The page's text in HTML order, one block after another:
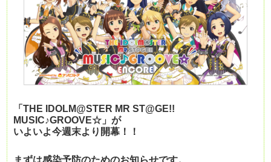
「 THE IDOLM@STER MR ST@GE!!
MUSIC♪GROOVE☆」が
いよいよ今週末より開幕！！